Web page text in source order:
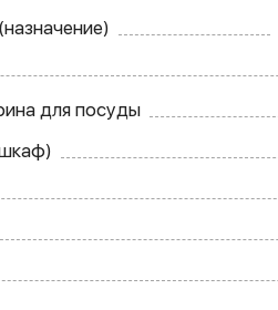
для посуды